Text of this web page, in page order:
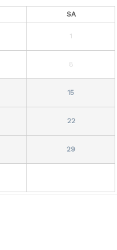
SA
1
8
15
22
29